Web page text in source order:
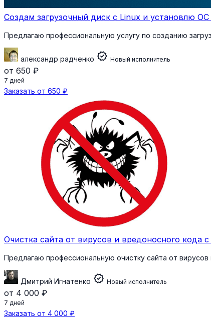
Создам загрузочный диск с Linux и установлю
Предлагаю профессиональную услугу по созданию
александр радченко verified Новый исполнитель
от 650 ₽
7 дней
Заказать от 650 ₽
Очистка сайта от вирусов и вредоносного кода
Предлагаю профессиональную очистку сайта от
Дмитрий Игнатенко verified Новый исполнитель
от 4 000 ₽
7 дней
Заказать от 4 000 ₽